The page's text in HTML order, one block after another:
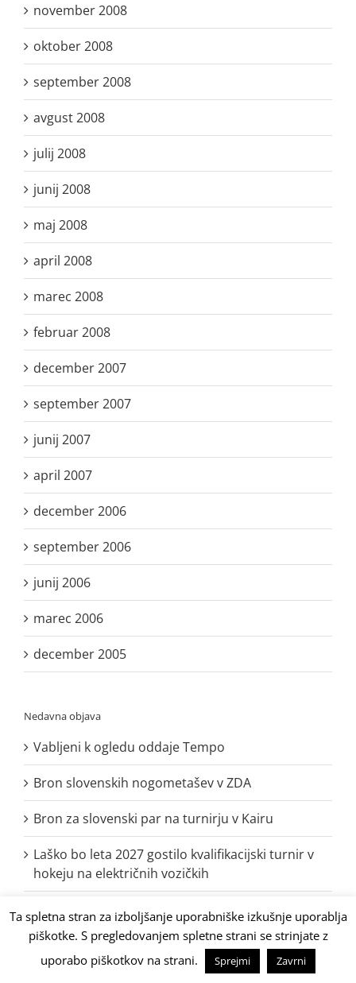
november 2008
oktober 2008
september 2008
avgust 2008
julij 2008
junij 2008
maj 2008
april 2008
marec 2008
februar 2008
december 2007
september 2007
junij 2007
april 2007
december 2006
september 2006
junij 2006
marec 2006
december 2005
Nedavna objava
Vabljeni k ogledu oddaje Tempo
Bron slovenskih nogometašev v ZDA
Bron za slovenski par na turnirju v Kairu
Laško bo leta 2027 gostilo kvalifikacijski turnir v
hokeju na električnih vozičkih
Jožef Franc potrdil normo za svetovno
prvenstvo, izkazala se je cela ekipa
Ta spletna stran za izboljšanje uporabniške izkušnje uporablja
piškotke. S pregledovanjem spletne strani se strinjate z
uporabo piškotkov na strani.
Sprejmi Zavrni